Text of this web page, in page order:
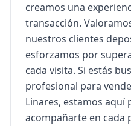
creamos una
transacción.
nuestros clientes
esforzamos por
cada visita. Si estás
profesional para
Linares, estamos aquí
acompañarte en cada